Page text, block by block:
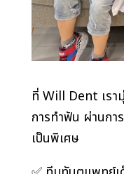
ที่ Will Dent เรา
การทำฟัน ผ่านกา
เป็นพิเศษ